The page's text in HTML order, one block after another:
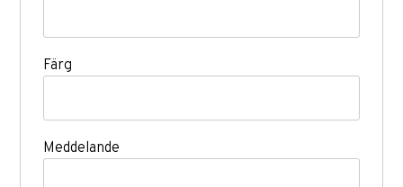
Färg
Meddelande